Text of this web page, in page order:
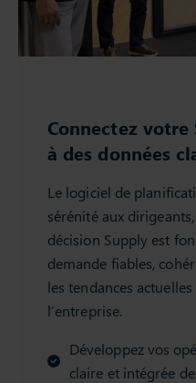
Connectez votre
à des données
Le logiciel de
sérénité aux
décision Supply est
demande fiables,
les tendances
l’entreprise.
Développez vos
claire et intégrée